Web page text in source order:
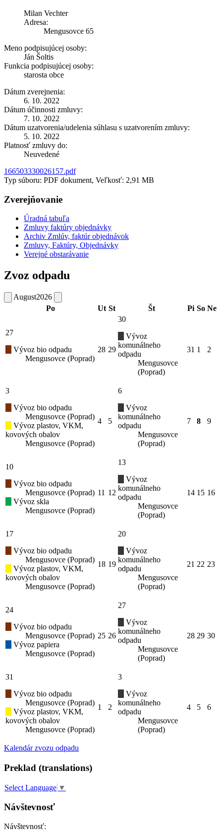
Milan Vechter
Adresa:
Mengusovce 65
Meno podpisujúcej osoby:
Ján Šoltis
Funkcia podpisujúcej osoby:
starosta obce
Dátum zverejnenia:
6. 10. 2022
Dátum účinnosti zmluvy:
7. 10. 2022
Dátum uzatvorenia/udelenia súhlasu s uzatvorením zmluvy:
5. 10. 2022
Platnosť zmluvy do:
Neuvedené
166503330026157.pdf
Typ súboru: PDF dokument, Veľkosť: 2,91 MB
Zverejňovanie
Úradná tabuľa
Zmluvy faktúry objednávky
Archiv Zmlúv, faktúr objednávok
Zmluvy, Faktúry, Objednávky
Verejné obstarávanie
Zvoz odpadu
August2026
Po
Ut St Št Pi So Ne
27
Vývoz bio odpadu
Mengusovce (Poprad)
28 29
30
Vývoz
komunálneho
odpadu
Mengusovce
(Poprad)
31 1 2
3
Vývoz bio odpadu
Mengusovce (Poprad)
Vývoz plastov, VKM,
kovových obalov
Mengusovce (Poprad)
4 5
6
Vývoz
komunálneho
odpadu
Mengusovce
(Poprad)
7 8 9
10
Vývoz bio odpadu
Mengusovce (Poprad)
Vývoz skla
Mengusovce (Poprad)
11 12
13
Vývoz
komunálneho
odpadu
Mengusovce
(Poprad)
14 15 16
17
Vývoz bio odpadu
Mengusovce (Poprad)
Vývoz plastov, VKM,
kovových obalov
Mengusovce (Poprad)
18 19
20
Vývoz
komunálneho
odpadu
Mengusovce
(Poprad)
21 22 23
24
Vývoz bio odpadu
Mengusovce (Poprad)
Vývoz papiera
Mengusovce (Poprad)
25 26
27
Vývoz
komunálneho
odpadu
Mengusovce
(Poprad)
28 29 30
31
Vývoz bio odpadu
Mengusovce (Poprad)
Vývoz plastov, VKM,
kovových obalov
Mengusovce (Poprad)
1 2
3
Vývoz
komunálneho
odpadu
Mengusovce
(Poprad)
4 5 6
Kalendár zvozu odpadu
Preklad (translations)
Select Language ▼
Návštevnosť
Návštevnosť: